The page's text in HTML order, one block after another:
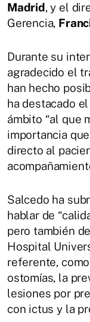
Madrid, y el
Gerencia,
Durante su
agradecido el
han hecho
ha destacado
ámbito “al que
importancia
directo al
Salcedo ha
hablar de
pero también
Hospital
referente,
ostomías, la
lesiones por
con ictus y la